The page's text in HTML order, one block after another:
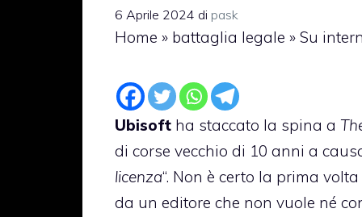
6 Aprile 2024 di pask
Home » battaglia legale » Su
Ubisoft ha staccato la spina a
di corse vecchio di 10 anni a
licenza“. Non è certo la prima
da un editore che non vuole né